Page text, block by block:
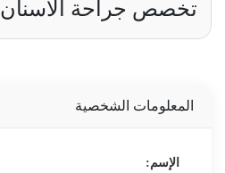
تخصص جراحة الاسنان
المعلومات الشخصية
الإسم: